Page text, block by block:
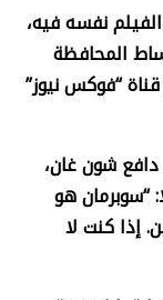
نفسه فيه،
المحافظة
“فوكس نيوز”
شون غان،
“سوبرمان هو
إذا كنت لا